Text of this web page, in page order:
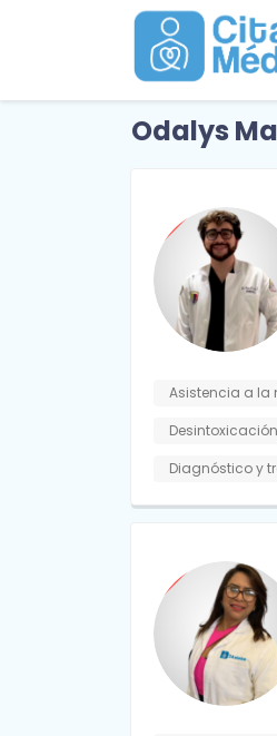
Odalys
Asistencia a la
Diagnóstico y